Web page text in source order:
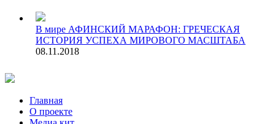
В мире АФИНСКИЙ МАРАФОН: ГРЕЧЕСКАЯ
ИСТОРИЯ УСПЕХА МИРОВОГО МАСШТАБА
08.11.2018
Главная
О проекте